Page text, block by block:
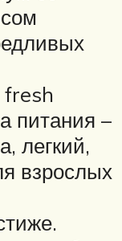
питания –
легкий,
взрослых